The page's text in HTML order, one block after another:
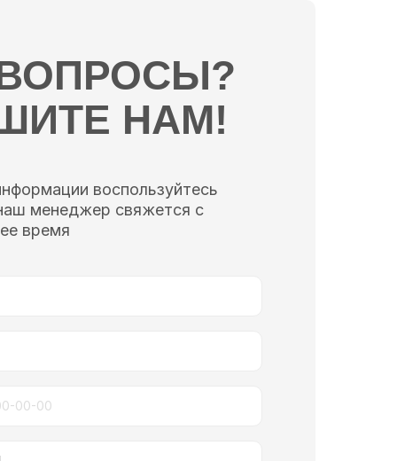
НАМ!
воспользуйтесь
менеджер свяжется с
время